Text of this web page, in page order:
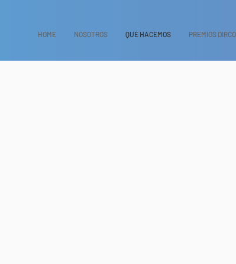
HOME NOSOTROS QUÉ HACEMOS PREMIOS